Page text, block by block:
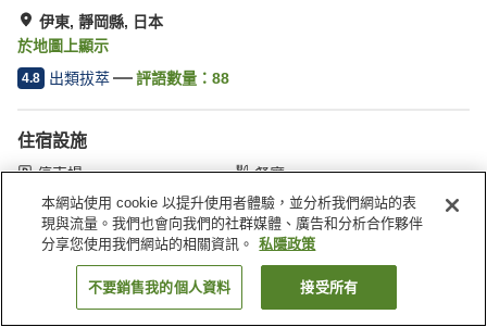
伊東, 靜岡縣, 日本
於地圖上顯示
4.8 出類拔萃 評語數量： 88
住宿設施
停車場
餐廳
寵物友善
公共澡堂（溫泉）
主頁 日本 靜岡縣 伊東 伊豆高原溫泉犬與貓之 Pension Aron
找客房
本網站使用 cookie 以提升使用者體驗，並分析我們網站的表
現與流量。我們也會向我們的社群媒體、廣告和分析合作夥伴
分享您使用我們網站的相關資訊。
私隱政策
不要銷售我的個人資料 接受所有